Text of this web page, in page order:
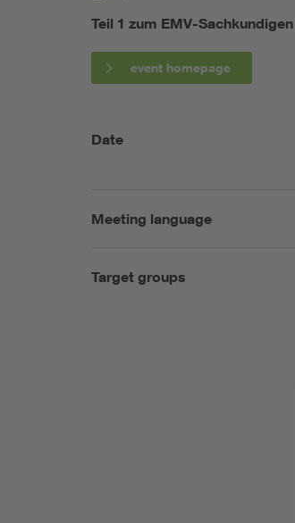
Teil 1 zum EMV-Sachkundigen
event homepage
Date
Meeting language
Target groups